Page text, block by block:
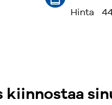
Hinta
kiinnostaa